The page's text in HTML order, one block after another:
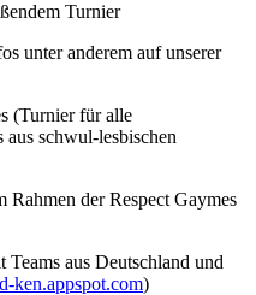
Turnier
unter anderem auf unserer
(Turnier für alle
schwul-lesbischen
der Respect Gaymes
aus Deutschland und
ken.appspot.com)